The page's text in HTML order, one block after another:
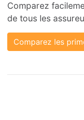
Comparez
de tous les
Comparez les